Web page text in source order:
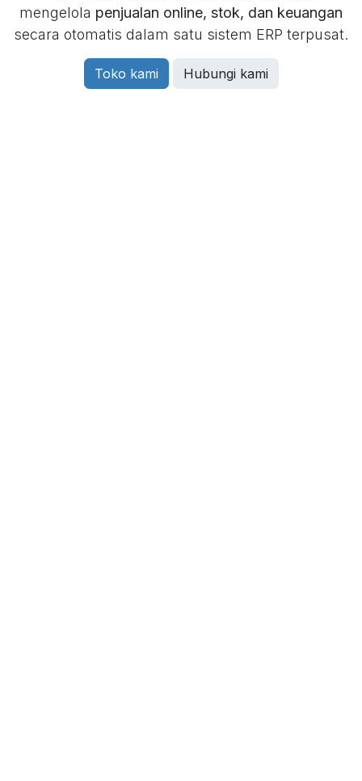
mengelola penjualan online, stok, dan keuangan
secara otomatis dalam satu sistem ERP terpusat.
Toko kami Hubungi kami